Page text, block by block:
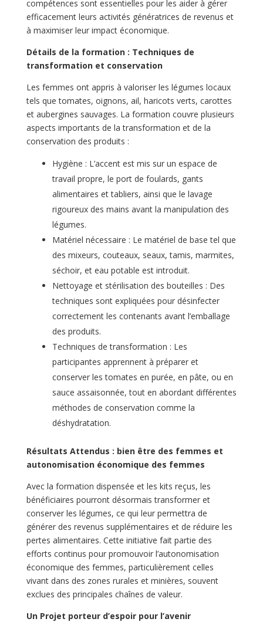
compétences sont essentielles pour les aider à gérer
efficacement leurs activités génératrices de revenus et
à maximiser leur impact économique.
Détails de la formation : Techniques de
transformation et conservation
Les femmes ont appris à valoriser les légumes locaux
tels que tomates, oignons, ail, haricots verts, carottes
et aubergines sauvages. La formation couvre plusieurs
aspects importants de la transformation et de la
conservation des produits :
Hygiène : L’accent est mis sur un espace de
travail propre, le port de foulards, gants
alimentaires et tabliers, ainsi que le lavage
rigoureux des mains avant la manipulation des
légumes.
Matériel nécessaire : Le matériel de base tel que
des mixeurs, couteaux, seaux, tamis, marmites,
séchoir, et eau potable est introduit.
Nettoyage et stérilisation des bouteilles : Des
techniques sont expliquées pour désinfecter
correctement les contenants avant l’emballage
des produits.
Techniques de transformation : Les
participantes apprennent à préparer et
conserver les tomates en purée, en pâte, ou en
sauce assaisonnée, tout en abordant différentes
méthodes de conservation comme la
déshydratation.
Résultats Attendus : bien être des femmes et
autonomisation économique des femmes
Avec la formation dispensée et les kits reçus, les
bénéficiaires pourront désormais transformer et
conserver les légumes, ce qui leur permettra de
générer des revenus supplémentaires et de réduire les
pertes alimentaires. Cette initiative fait partie des
efforts continus pour promouvoir l’autonomisation
économique des femmes, particulièrement celles
vivant dans des zones rurales et minières, souvent
exclues des principales chaînes de valeur.
Un Projet porteur d’espoir pour l’avenir